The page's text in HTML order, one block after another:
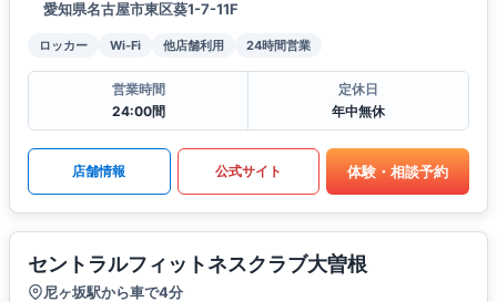
愛知県名古屋市東区葵1-7-11F
ロッカー Wi-Fi 他店舗利用 24時間営業
営業時間
24:00間
定休日
年中無休
店舗情報 公式サイト 体験・相談予約
セントラルフィットネスクラブ大曽根
尼ヶ坂駅から車で4分